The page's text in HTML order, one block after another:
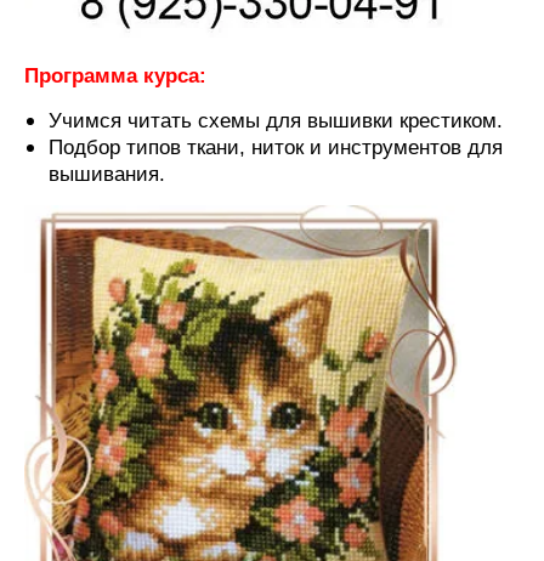
Программа курса:
Учимся читать схемы для вышивки крестиком.
Подбор типов ткани, ниток и инструментов для
вышивания.